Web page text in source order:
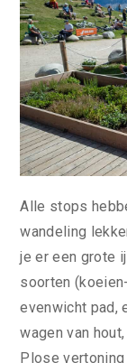
Alle stops
wandeling
je er een grote
soorten
evenwicht pad,
wagen van
Plose